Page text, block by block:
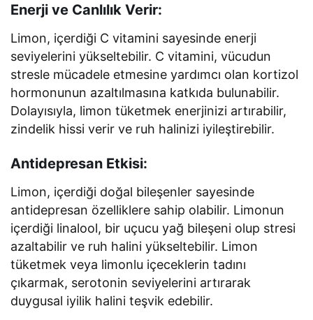
Enerji ve Canlılık Verir:
Limon, içerdiği C vitamini sayesinde enerji
seviyelerini yükseltebilir. C vitamini, vücudun
stresle mücadele etmesine yardımcı olan kortizol
hormonunun azaltılmasına katkıda bulunabilir.
Dolayısıyla, limon tüketmek enerjinizi artırabilir,
zindelik hissi verir ve ruh halinizi iyileştirebilir.
Antidepresan Etkisi:
Limon, içerdiği doğal bileşenler sayesinde
antidepresan özelliklere sahip olabilir. Limonun
içerdiği linalool, bir uçucu yağ bileşeni olup stresi
azaltabilir ve ruh halini yükseltebilir. Limon
tüketmek veya limonlu içeceklerin tadını
çıkarmak, serotonin seviyelerini artırarak
duygusal iyilik halini teşvik edebilir.